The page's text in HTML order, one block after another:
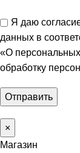
Я даю
данных в
«О
обработку
×
Магазин